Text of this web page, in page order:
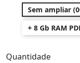
Sem ampliar
+ 8 Gb RAM
Quantidade